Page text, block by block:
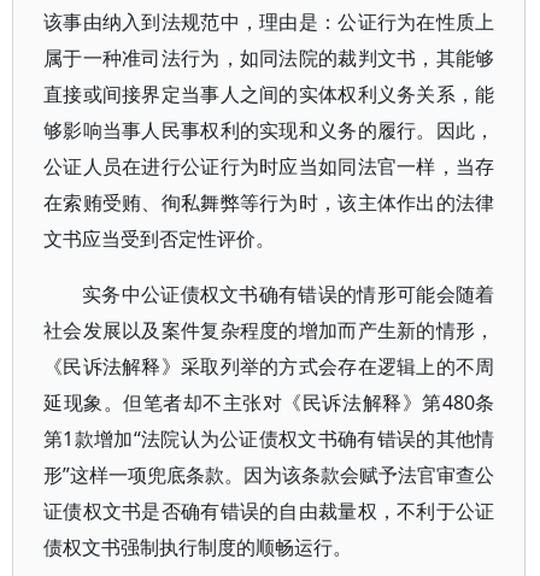
该事由纳入到法规范中，理由是：公证行为在性质上
属于一种准司法行为，如同法院的裁判文书，其能够
直接或间接界定当事人之间的实体权利义务关系，能
够影响当事人民事权利的实现和义务的履行。因此，
公证人员在进行公证行为时应当如同法官一样，当存
在索贿受贿、徇私舞弊等行为时，该主体作出的法律
文书应当受到否定性评价。
实务中公证债权文书确有错误的情形可能会随着
社会发展以及案件复杂程度的增加而产生新的情形，
《民诉法解释》采取列举的方式会存在逻辑上的不周
延现象。但笔者却不主张对《民诉法解释》第480条
第1款增加“法院认为公证债权文书确有错误的其他情
形”这样一项兜底条款。因为该条款会赋予法官审查公
证债权文书是否确有错误的自由裁量权，不利于公证
债权文书强制执行制度的顺畅运行。